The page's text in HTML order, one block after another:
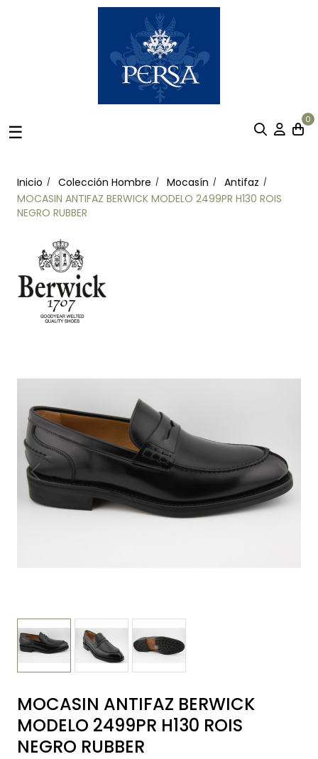
Navegación
☰
0
Inicio Colección Hombre Mocasín
Antifaz
MOCASIN ANTIFAZ BERWICK MODELO 2499PR H130 ROIS
NEGRO RUBBER
MOCASIN ANTIFAZ BERWICK
MODELO 2499PR H130 ROIS
NEGRO RUBBER